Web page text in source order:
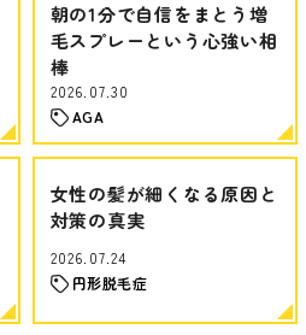
朝の1分で自信をまとう増
毛スプレーという心強い相
棒
2026.07.30
AGA
女性の髪が細くなる原因と
対策の真実
2026.07.24
円形脱毛症